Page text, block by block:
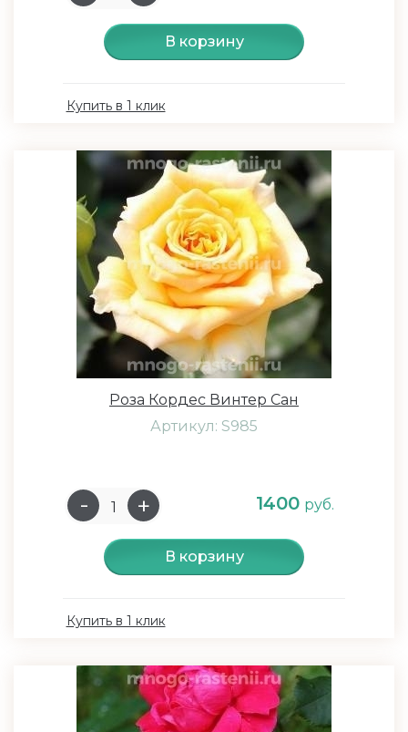
В корзину
Купить в 1 клик
Роза Кордес Винтер Сан
Артикул: S985
1400 руб.
В корзину
Купить в 1 клик